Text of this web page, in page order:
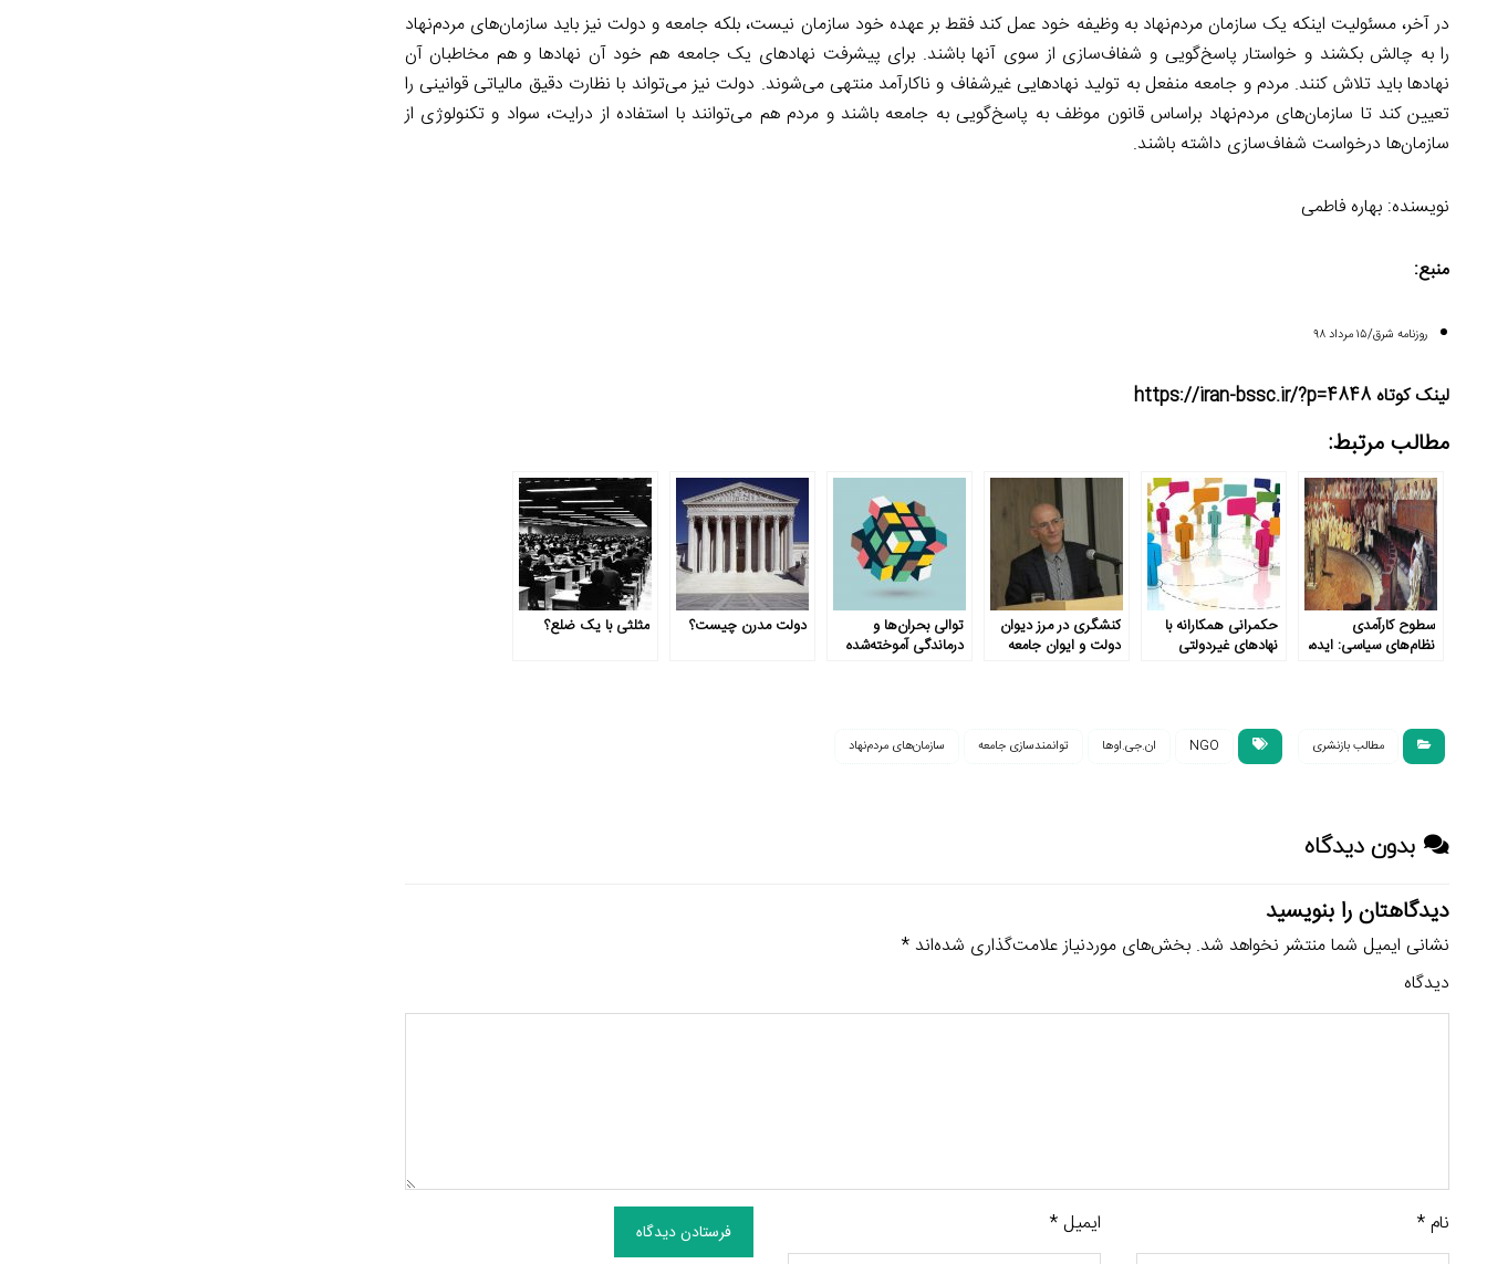
در آخر، مسئولیت اینکه یک سازمان مردم‌نهاد به وظیفه خود عمل کند فقط بر عهده خود سازمان نیست، بلکه جامعه و دولت نیز باید سازمان‌های مردم‌نهاد
را به چالش بکشند و خواستار پاسخ‌گویی و شفاف‌سازی از سوی آنها باشند. برای پیشرفت نهادهای یک جامعه هم خود آن نهادها و هم مخاطبان آن
نهاد‌ها باید تلاش کنند. مردم و جامعه منفعل به تولید نهاد‌هایی غیر‌شفاف و ناکار‌آمد منتهی می‌شوند. دولت نیز می‌تواند با نظارت دقیق مالیاتی قوانینی را
تعیین کند تا سازمان‌های مردم‌نهاد بر‌اساس قانون موظف به پاسخ‌گویی به جامعه باشند و مردم هم می‌توانند با استفاده از درایت، سواد و تکنولوژی از
سازمان‌ها درخواست شفاف‌سازی داشته باشند.
نویسنده: بهاره فاطمی
منبع:
روزنامه شرق/۱۵ مرداد ۹۸
لینک کوتاه https://iran-bssc.ir/?p=4848
مطالب مرتبط:
سطوح کارآمدی
نظام‌های سیاسی: ایده،
حکمرانی همکارانه با
نهادهای غیر‌دولتی
کنشگری در مرز دیوان
دولت و ایوان جامعه
توالی بحران‌ها و
درماندگی آموخته‌شده
دولت مدرن چیست؟ مثلثی با یک ضلع؟
مطالب بازنشری NGO ان‌.‌جی‌.اوها توانمندسازی جامعه سازمان‌های مردم‌نهاد
بدون دیدگاه
دیدگاهتان را بنویسید
نشانی ایمیل شما منتشر نخواهد شد. بخش‌های موردنیاز علامت‌گذاری شده‌اند*
دیدگاه
نام* ایمیل* فرستادن دیدگاه